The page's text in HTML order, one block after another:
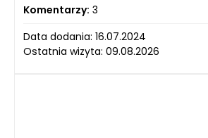
Komentarzy: 3
Data dodania: 16.07.2024
Ostatnia wizyta: 09.08.2026